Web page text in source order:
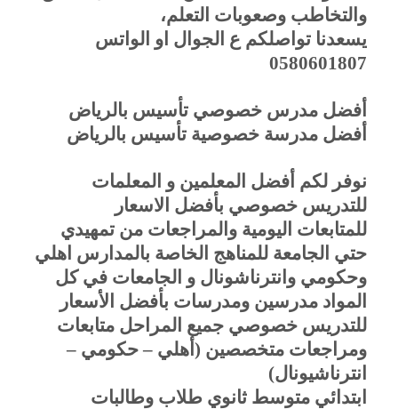
والتخاطب وصعوبات التعلم،
يسعدنا تواصلكم ع الجوال او الواتس
0580601807
أفضل مدرس خصوصي تأسيس بالرياض
أفضل مدرسة خصوصية تأسيس بالرياض
نوفر لكم أفضل المعلمين و المعلمات
للتدريس خصوصي بأفضل الاسعار
للمتابعات اليومية والمراجعات من تمهيدي
حتي الجامعة للمناهج الخاصة بالمدارس اهلي
وحكومي وانترناشونال و الجامعات في كل
المواد مدرسين ومدرسات بأفضل الأسعار
للتدريس خصوصي جميع المراحل متابعات
ومراجعات متخصصين (أهلي – حكومي –
انترناشيونال)
ابتدائي متوسط ثانوي طلاب وطالبات